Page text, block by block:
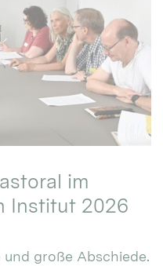
im
Institut 2026
große Abschiede.